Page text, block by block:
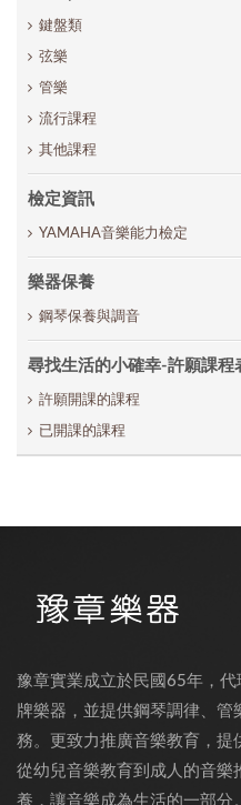
鍵盤類
弦樂
管樂
流行課程
其他課程
檢定資訊
YAMAHA音樂能力檢定
樂器保養
鋼琴保養與調音
尋找生活的小確幸-許願課程
許願開課的課程
已開課的課程
豫章實業成立於民國65年，
牌樂器，並提供鋼琴調律、管
務。更致力推廣音樂教育，提
從幼兒音樂教育到成人的音樂
養，讓音樂成為生活的一部分。